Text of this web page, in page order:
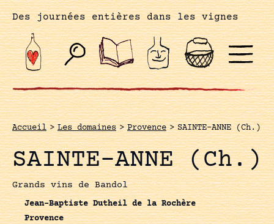
Des journées entières dans les vignes
Accueil > Les domaines > Provence > SAINTE-ANNE (Ch.)
SAINTE-ANNE (Ch.)
Grands vins de Bandol
Jean-Baptiste Dutheil de la Rochère
Provence